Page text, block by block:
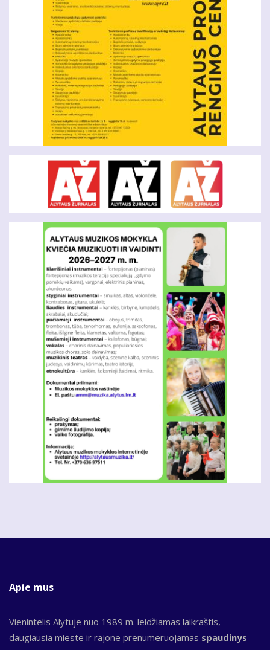
Apie mus
Vienintelis Alytuje nuo 1989 m. leidžiamas laikraštis,
daugiausia mieste ir rajone prenumeruojamas spaudinys